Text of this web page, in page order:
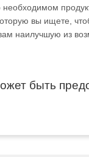
вы ищете,
наилучшую из
быть